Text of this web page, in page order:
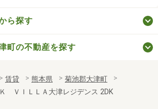
ら探す
町の不動産を探す
賃貸 熊本県
菊池郡大津町
ＶＩＬＬＡ大津レジデンス 2DK